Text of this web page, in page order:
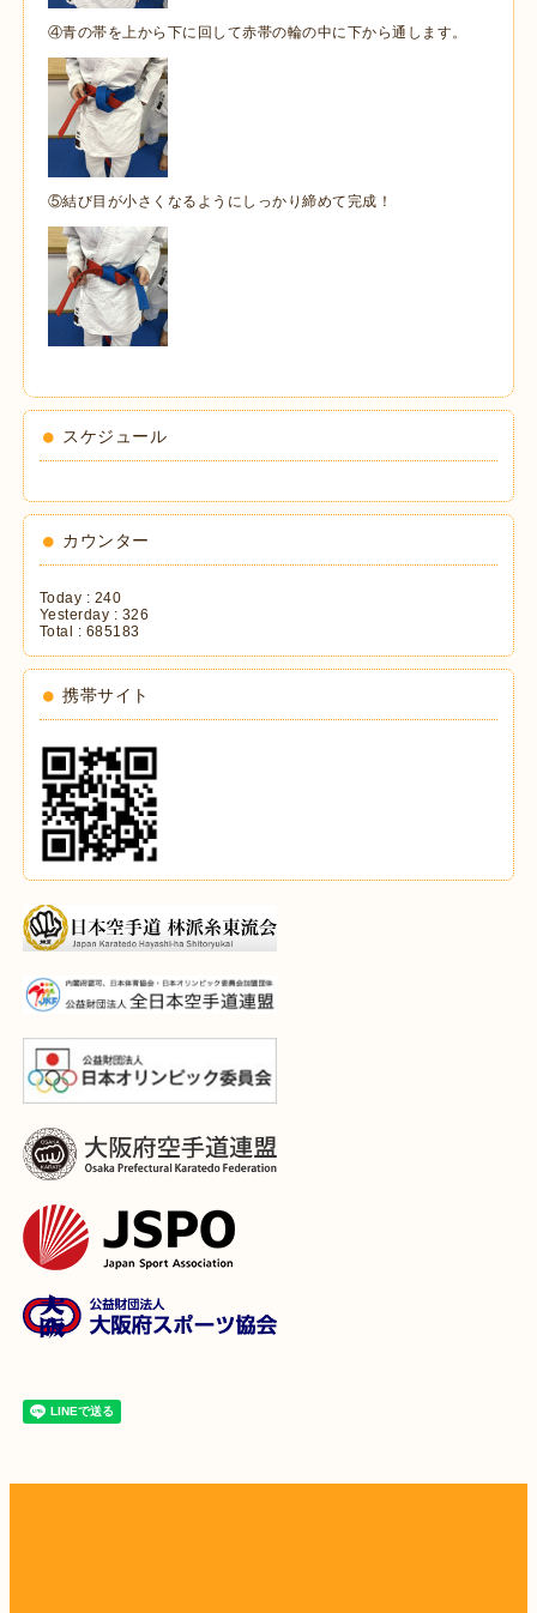
④青の帯を上から下に回して赤帯の輪の中に下から通します。
⑤結び目が小さくなるようにしっかり締めて完成！
スケジュール
カウンター
Today : 240
Yesterday : 326
Total : 685183
携帯サイト